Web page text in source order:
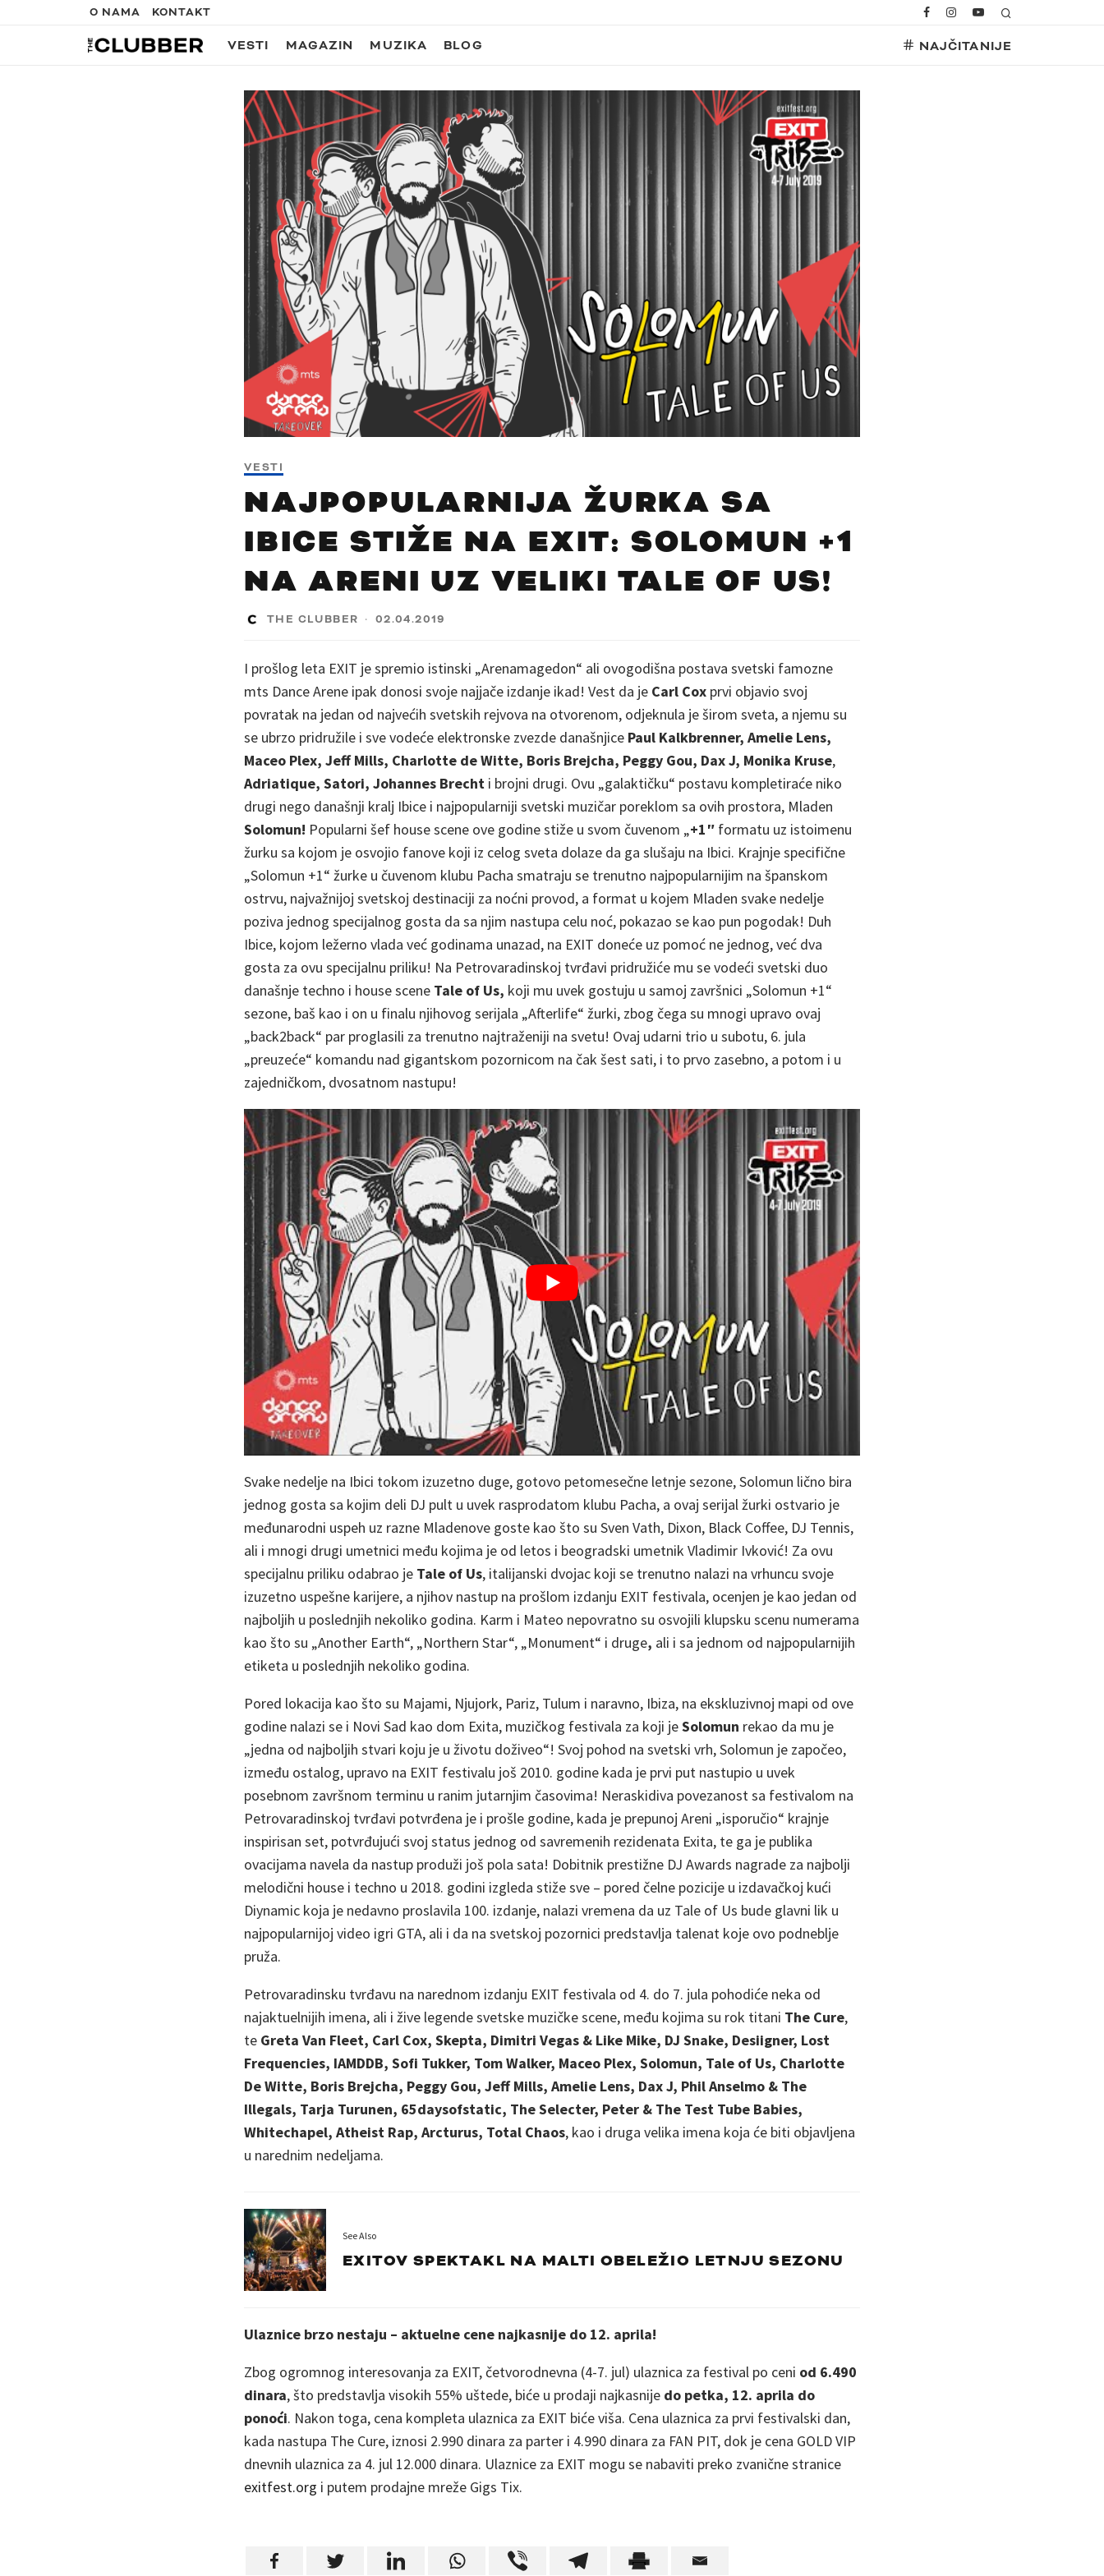
O NAMA KONTAKT
VESTI MAGAZIN MUZIKA BLOG NAJČITANIJE
VESTI
NAJPOPULARNIJA ŽURKA SA
IBICE STIŽE NA EXIT: SOLOMUN +1
NA ARENI UZ VELIKI TALE OF US!
THE CLUBBER · 02.04.2019
I prošlog leta EXIT je spremio istinski „Arenamagedon“ ali ovogodišna postava svetski famozne
mts Dance Arene ipak donosi svoje najjače izdanje ikad! Vest da je Carl Cox prvi objavio svoj
povratak na jedan od najvećih svetskih rejvova na otvorenom, odjeknula je širom sveta, a njemu su
se ubrzo pridružile i sve vodeće elektronske zvezde današnjice Paul Kalkbrenner, Amelie Lens,
Maceo Plex, Jeff Mills, Charlotte de Witte, Boris Brejcha, Peggy Gou, Dax J, Monika Kruse,
Adriatique, Satori, Johannes Brecht i brojni drugi. Ovu „galaktičku“ postavu kompletiraće niko
drugi nego današnji kralj Ibice i najpopularniji svetski muzičar poreklom sa ovih prostora, Mladen
Solomun! Popularni šef house scene ove godine stiže u svom čuvenom „+1″ formatu uz istoimenu
žurku sa kojom je osvojio fanove koji iz celog sveta dolaze da ga slušaju na Ibici. Krajnje specifične
„Solomun +1“ žurke u čuvenom klubu Pacha smatraju se trenutno najpopularnijim na španskom
ostrvu, najvažnijoj svetskoj destinaciji za noćni provod, a format u kojem Mladen svake nedelje
poziva jednog specijalnog gosta da sa njim nastupa celu noć, pokazao se kao pun pogodak! Duh
Ibice, kojom ležerno vlada već godinama unazad, na EXIT doneće uz pomoć ne jednog, već dva
gosta za ovu specijalnu priliku! Na Petrovaradinskoj tvrđavi pridružiće mu se vodeći svetski duo
današnje techno i house scene Tale of Us, koji mu uvek gostuju u samoj završnici „Solomun +1“
sezone, baš kao i on u finalu njihovog serijala „Afterlife“ žurki, zbog čega su mnogi upravo ovaj
„back2back“ par proglasili za trenutno najtraženiji na svetu! Ovaj udarni trio u subotu, 6. jula
„preuzeće“ komandu nad gigantskom pozornicom na čak šest sati, i to prvo zasebno, a potom i u
zajedničkom, dvosatnom nastupu!
Svake nedelje na Ibici tokom izuzetno duge, gotovo petomesečne letnje sezone, Solomun lično bira
jednog gosta sa kojim deli DJ pult u uvek rasprodatom klubu Pacha, a ovaj serijal žurki ostvario je
međunarodni uspeh uz razne Mladenove goste kao što su Sven Vath, Dixon, Black Coffee, DJ Tennis,
ali i mnogi drugi umetnici među kojima je od letos i beogradski umetnik Vladimir Ivković! Za ovu
specijalnu priliku odabrao je Tale of Us, italijanski dvojac koji se trenutno nalazi na vrhuncu svoje
izuzetno uspešne karijere, a njihov nastup na prošlom izdanju EXIT festivala, ocenjen je kao jedan od
najboljih u poslednjih nekoliko godina. Karm i Mateo nepovratno su osvojili klupsku scenu numerama
kao što su „Another Earth“, „Northern Star“, „Monument“ i druge, ali i sa jednom od najpopularnijih
etiketa u poslednjih nekoliko godina.
Pored lokacija kao što su Majami, Njujork, Pariz, Tulum i naravno, Ibiza, na ekskluzivnoj mapi od ove
godine nalazi se i Novi Sad kao dom Exita, muzičkog festivala za koji jeSolomun rekao da mu je
„jedna od najboljih stvari koju je u životu doživeo“! Svoj pohod na svetski vrh, Solomun je započeo,
između ostalog, upravo na EXIT festivalu još 2010. godine kada je prvi put nastupio u uvek
posebnom završnom terminu u ranim jutarnjim časovima! Neraskidiva povezanost sa festivalom na
Petrovaradinskoj tvrđavi potvrđena je i prošle godine, kada je prepunoj Areni „isporučio“ krajnje
inspirisan set, potvrđujući svoj status jednog od savremenih rezidenata Exita, te ga je publika
ovacijama navela da nastup produži još pola sata! Dobitnik prestižne DJ Awards nagrade za najbolji
melodični house i techno u 2018. godini izgleda stiže sve – pored čelne pozicije u izdavačkoj kući
Diynamic koja je nedavno proslavila 100. izdanje, nalazi vremena da uz Tale of Us bude glavni lik u
najpopularnijoj video igri GTA, ali i da na svetskoj pozornici predstavlja talenat koje ovo podneblje
pruža.
Petrovaradinsku tvrđavu na narednom izdanju EXIT festivala od 4. do 7. jula pohodiće neka od
najaktuelnijih imena, ali i žive legende svetske muzičke scene, među kojima su rok titani The Cure,
te Greta Van Fleet, Carl Cox, Skepta, Dimitri Vegas & Like Mike, DJ Snake, Desiigner, Lost
Frequencies, IAMDDB, Sofi Tukker, Tom Walker, Maceo Plex, Solomun, Tale of Us, Charlotte
De Witte, Boris Brejcha, Peggy Gou, Jeff Mills, Amelie Lens, Dax J, Phil Anselmo & The
Illegals, Tarja Turunen, 65daysofstatic, The Selecter, Peter & The Test Tube Babies,
Whitechapel, Atheist Rap, Arcturus, Total Chaos, kao i druga velika imena koja će biti objavljena
u narednim nedeljama.
See Also
EXITOV SPEKTAKL NA MALTI OBELEŽIO LETNJU SEZONU
Ulaznice brzo nestaju – aktuelne cene najkasnije do 12. aprila!
Zbog ogromnog interesovanja za EXIT, četvorodnevna (4-7. jul) ulaznica za festival po ceni od 6.490
dinara, što predstavlja visokih 55% uštede, biće u prodaji najkasnije do petka, 12. aprila do
ponoći. Nakon toga, cena kompleta ulaznica za EXIT biće viša. Cena ulaznica za prvi festivalski dan,
kada nastupa The Cure, iznosi 2.990 dinara za parter i 4.990 dinara za FAN PIT, dok je cena GOLD VIP
dnevnih ulaznica za 4. jul 12.000 dinara. Ulaznice za EXIT mogu se nabaviti preko zvanične stranice
exitfest.org i putem prodajne mreže Gigs Tix.